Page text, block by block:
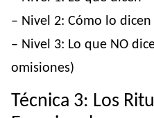
– Nivel 2: Cómo lo
– Nivel 3: Lo que NO
omisiones)
Técnica 3: Los